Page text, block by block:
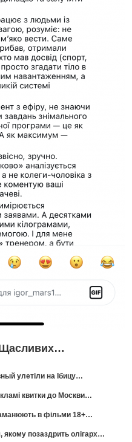
улетіли на Ібицу…
квитки до Москви…
в фільми 18+…
якому позаздрить олігарх…